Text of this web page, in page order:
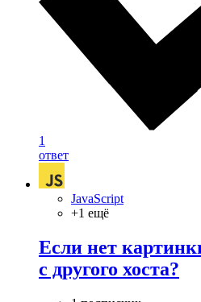
1
ответ
JavaScript
+1 ещё
Если нет
с другого хоста?